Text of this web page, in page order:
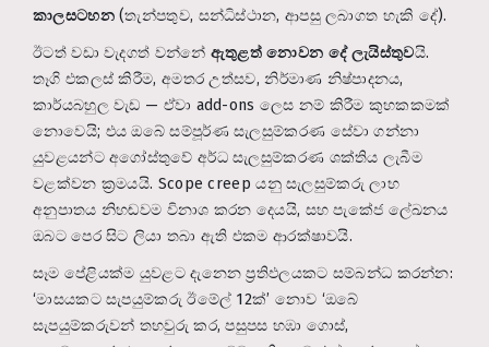
කාලසටහන(තැන්පතුව, සන්ධිස්ථාන, ආපසු ලබාගත හැකි දේ).
ඊටත් වඩා වැදගත් වන්නේ ඇතුළත් නොවන දේ ලැයිස්තුවයි.
තෑගි එකලස් කිරීම, අමතර උත්සව, නිර්මාණ නිෂ්පාදනය,
කාර්යබහුල වැඩ — ඒවා add-ons ලෙස නම් කිරීම කුහකකමක්
නොවෙයි; එය ඔබේ සම්පූර්ණ සැලසුම්කරණ සේවා ගන්නා
යුවළයන්ට අගෝස්තුවේ අර්ධ සැලසුම්කරණ ශක්තිය ලැබීම
වළක්වන ක්‍රමයයි. Scope creep යනු සැලසුම්කරු ලාභ
අනුපාතය නිහඬවම විනාශ කරන දෙයයි, සහ පැකේජ ලේඛනය
ඔබට පෙර සිට ලියා තබා ඇති එකම ආරක්ෂාවයි.
සෑම පේළියක්ම යුවළට දැනෙන ප්‍රතිඵලයකට සම්බන්ධ කරන්න:
‘මාසයකට සැපයුම්කරු ඊමේල් 12ක්’ නොව ‘ඔබේ
සැපයුම්කරුවන් තහවුරු කර, පසුපස හඹා ගොස්,